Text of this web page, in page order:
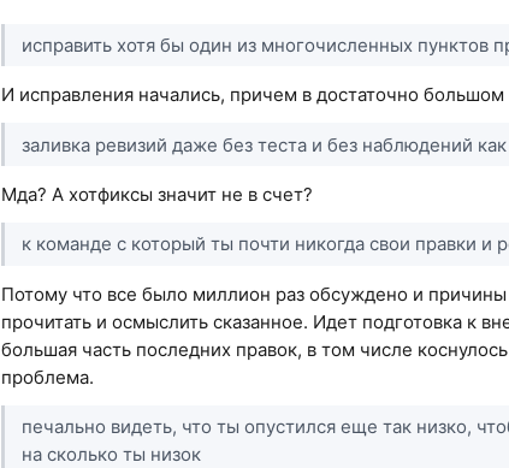
исправить хотя бы один из многочисленных пунктов
И исправления начались, причем в достаточно
заливка ревизий даже без теста и без наблюдений
Мда? А хотфиксы значит не в счет?
к команде с который ты почти никогда свои правки
Потому что все было миллион раз обсуждено и
прочитать и осмыслить сказанное. Идет подготовка к
большая часть последних правок, в том числе
проблема.
печально видеть, что ты опустился еще так низко,
на сколько ты низок